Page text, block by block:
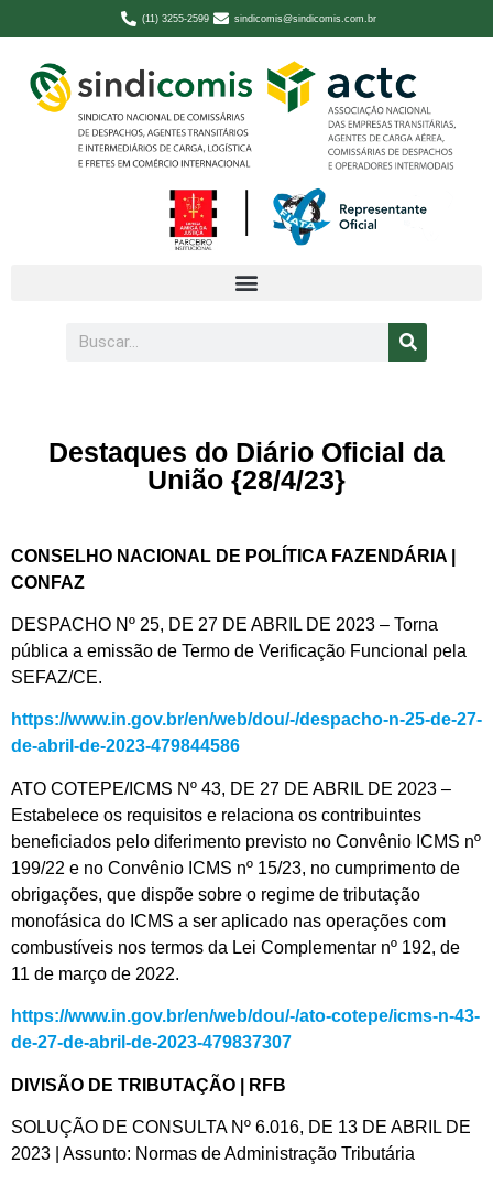
(11) 3255-2599 sindicomis@sindicomis.com.br
Destaques do Diário Oficial da
União {28/4/23}
CONSELHO NACIONAL DE POLÍTICA FAZENDÁRIA |
CONFAZ
DESPACHO Nº 25, DE 27 DE ABRIL DE 2023 – Torna
pública a emissão de Termo de Verificação Funcional pela
SEFAZ/CE.
https://www.in.gov.br/en/web/dou/-/despacho-n-25-de-27-
de-abril-de-2023-479844586
ATO COTEPE/ICMS Nº 43, DE 27 DE ABRIL DE 2023 –
Estabelece os requisitos e relaciona os contribuintes
beneficiados pelo diferimento previsto no Convênio ICMS nº
199/22 e no Convênio ICMS nº 15/23, no cumprimento de
obrigações, que dispõe sobre o regime de tributação
monofásica do ICMS a ser aplicado nas operações com
combustíveis nos termos da Lei Complementar nº 192, de
11 de março de 2022.
https://www.in.gov.br/en/web/dou/-/ato-cotepe/icms-n-43-
de-27-de-abril-de-2023-479837307
DIVISÃO DE TRIBUTAÇÃO | RFB
SOLUÇÃO DE CONSULTA Nº 6.016, DE 13 DE ABRIL DE
2023 | Assunto: Normas de Administração Tributária